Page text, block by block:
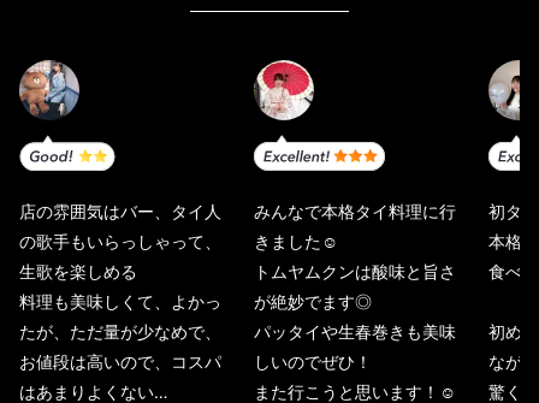
店の雰囲気はバー、タイ人
の歌手もいらっしゃって、
生歌を楽しめる
料理も美味しくて、よかっ
たが、ただ量が少なめで、
お値段は高いので、コスパ
はあまりよくない…
みんなで本格タイ料理に行
きました☺︎
トムヤムクンは酸味と旨さ
が絶妙でます◎
パッタイや生春巻きも美味
しいのでぜひ！
また行こうと思います！☺︎
初タ
本格
食べ
初め
なが
驚く